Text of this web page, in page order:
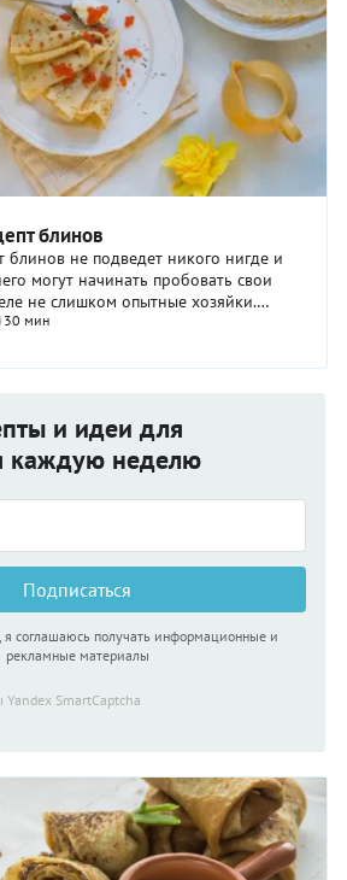
блинов
блинов не подведет никого нигде и
могут начинать пробовать свои
не слишком опытные хозяйки.
несколько важных правил. Во-
обязательно просеивать: тогда
распределится по тесту, и блинчики
с другом. И в-третьих, щедро
блины хорошим сливочным маслом: это
вкуснее и аппетитнее. Освоив
вы легко сможете пробовать и другие,
оригинальные.
30 мин
и идеи для
каждую неделю
Подписаться
соглашаюсь получать информационные и
рекламные материалы
SmartCaptcha